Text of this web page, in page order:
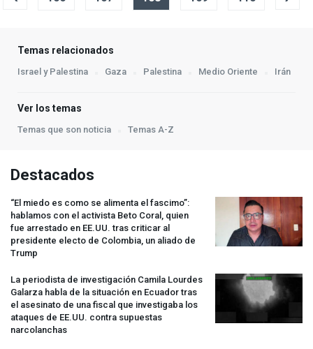
Temas relacionados
Israel y Palestina Gaza Palestina Medio Oriente Irán
Ver los temas
Temas que son noticia Temas A-Z
Destacados
“El miedo es como se alimenta el fascimo”:
hablamos con el activista Beto Coral, quien
fue arrestado en EE.UU. tras criticar al
presidente electo de Colombia, un aliado de
Trump
La periodista de investigación Camila Lourdes
Galarza habla de la situación en Ecuador tras
el asesinato de una fiscal que investigaba los
ataques de EE.UU. contra supuestas
narcolanchas